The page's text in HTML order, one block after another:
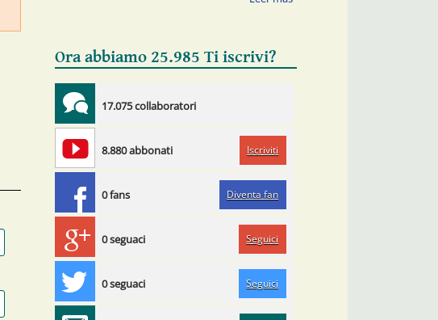
Ora abbiamo 25.985 Ti iscrivi?
17.075 collaboratori
8.880 abbonati Iscriviti
0 fans Diventa fan
0 seguaci Seguici
0 seguaci Seguici